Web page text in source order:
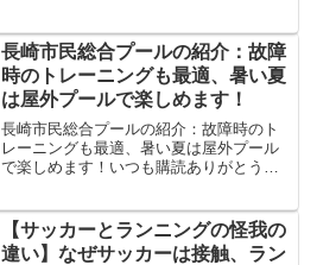
に行ってきました。波佐見陶器まつり波
佐見陶器まつり（はさみ...
長崎市民総合プールの紹介：故障
時のトレーニングも最適、暑い夏
は屋外プールで楽しめます！
長崎市民総合プールの紹介：故障時のト
レーニングも最適、暑い夏は屋外プール
で楽しめます！いつも購読ありがとうご
ールは故障時に走れない時に足に負担を
かけずにトレーニングする...
【サッカーとランニングの怪我の
違い】なぜサッカーは接触、ラン